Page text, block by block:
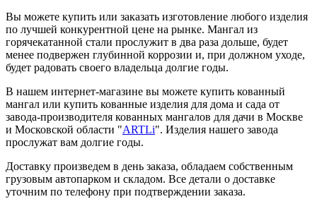
Вы можете купить или заказать изготовление любого изделия
по лучшей конкурентной цене на рынке. Мангал из
горячекатанной стали прослужит в два раза дольше, будет
менее подвержен глубинной коррозии и, при должном уходе,
будет радовать своего владельца долгие годы.
В нашем интернет-магазине вы можете купить кованный
мангал или купить кованные изделия для дома и сада от
завода-производителя кованных мангалов для дачи в Москве
и Московской области "ARTLi". Изделия нашего завода
прослужат вам долгие годы.
Доставку произведем в день заказа, обладаем собственным
грузовым автопарком и складом. Все детали о доставке
уточним по телефону при подтверждении заказа.